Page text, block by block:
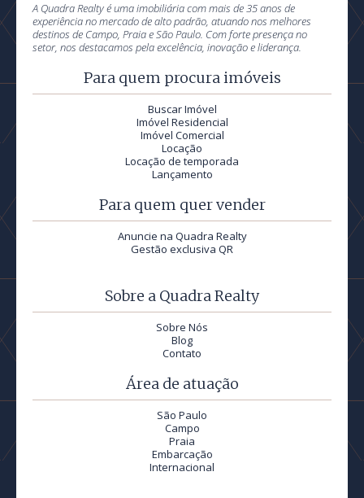
A Quadra Realty é uma imobiliária com mais de 35 anos de
experiência no mercado de alto padrão, atuando nos melhores
destinos de Campo, Praia e São Paulo. Com forte presença no
setor, nos destacamos pela excelência, inovação e liderança.
Para quem procura imóveis
Buscar Imóvel
Imóvel Residencial
Imóvel Comercial
Locação
Locação de temporada
Lançamento
Para quem quer vender
Anuncie na Quadra Realty
Gestão exclusiva QR
Sobre a Quadra Realty
Sobre Nós
Blog
Contato
Área de atuação
São Paulo
Campo
Praia
Embarcação
Internacional